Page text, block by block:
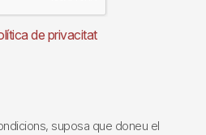
de privacitat
suposa que doneu el